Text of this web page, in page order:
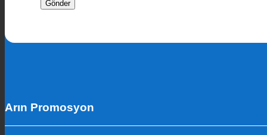
Arın Promosyon